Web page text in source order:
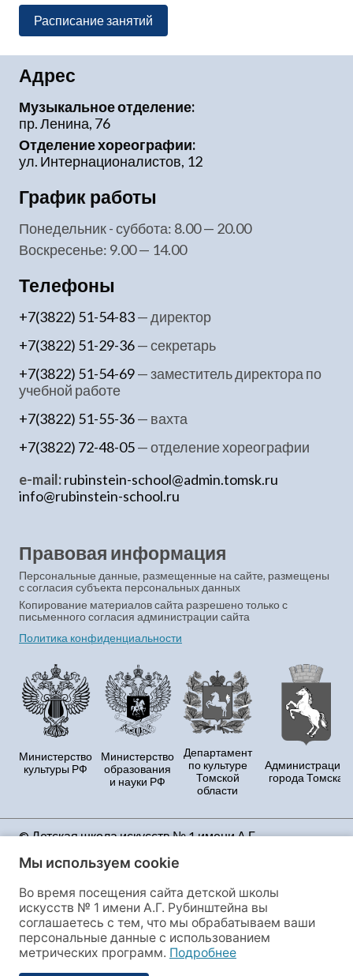
Расписание занятий
Адрес
Музыкальное отделение:
пр. Ленина, 76
Отделение хореографии:
ул. Интернационалистов, 12
График работы
понедельник - суббота: 8.00 — 20.00
воскресенье: 9.00 — 14.00
Телефоны
+7(3822) 51-54-83— директор
+7(3822) 51-29-36— секретарь
+7(3822) 51-54-69— заместитель директора по
учебной работе
+7(3822) 51-55-36— вахта
+7(3822) 72-48-05— отделение хореографии
e-mail:rubinstein-school@admin.tomsk.ru
info@rubinstein-school.ru
Правовая информация
Персональные данные, размещенные на сайте, размещены
с согласия субъекта персональных данных
Копирование материалов сайта разрешено только с
письменного согласия администрации сайта
Политика конфиденциальности
Министерство
культуры РФ
Министерство
образования
и науки РФ
Департамент
по культуре
Томской
области
Администрация
города Томска
© Детская школа искусств № 1 имени А.Г.
сайт, Вы принимаете условия Политики
на сбор и обработку персональных данных и файлов
cookies, этот сайт использует сервис веб-аналитики
«Яндекс.Метрика», предоставляемый ООО
«ЯНДЕКС», 119021, Россия, Москва, ул. Л. Толстого, 16.
Если Вы не согласны с данными условиями, Вы
Мы используем cookie
Во время посещения сайта детской школы
искусств № 1 имени А.Г. Рубинштейна вы
соглашаетесь с тем, что мы обрабатываем ваши
персональные данные с использованием
метрических программ. Подробнее